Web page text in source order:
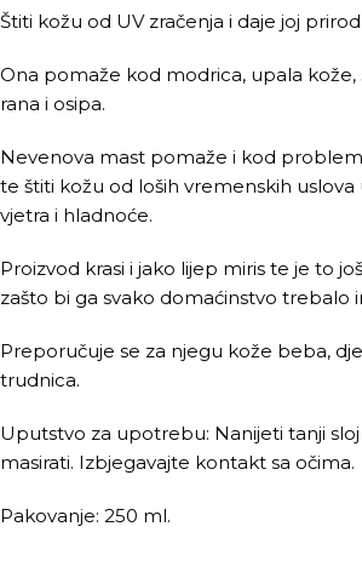
Štiti kožu od UV zračenja i daje joj
Ona pomaže kod modrica, upala kože,
rana i osipa.
Nevenova mast pomaže i kod
te štiti kožu od loših vremenskih uslova
vjetra i hladnoće.
Proizvod krasi i jako lijep miris te je to
zašto bi ga svako domaćinstvo trebalo
Preporučuje se za njegu kože beba,
trudnica.
Uputstvo za upotrebu: Nanijeti tanji
masirati. Izbjegavajte kontakt sa očima.
Pakovanje: 250 ml.